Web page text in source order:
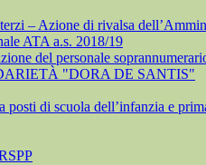
– Azione di rivalsa
ATA a.s. 2018/19
del personale
"DORA DE SANTIS"
di scuola dell’infanzia e